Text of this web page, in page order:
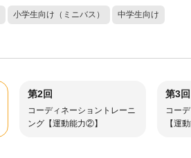
小学生向け（ミニバス） 中学生向け
第2回
コーディネーショントレーニ
ング【運動能力②】
第3回
コー
【運